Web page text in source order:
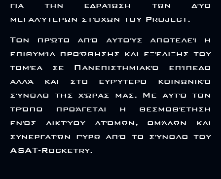
για την εδραίωση των δύο
μεγαλύτερων στόχων του Project.
Τον πρώτο από αυτούς αποτελεί η
επιθυμία προώθησης και εξέλιξης του
τομέα σε Πανεπιστημιακό επίπεδο
αλλά και στο ευρύτερο κοινωνικό
σύνολο της χώρας μας. Με αυτό τον
τρόπο προάγεται η θεσμοθέτηση
ενός δικτύου ατόμων, ομάδων και
συνεργατών γύρω από το σύνολο του
ASAT-Rocketry.